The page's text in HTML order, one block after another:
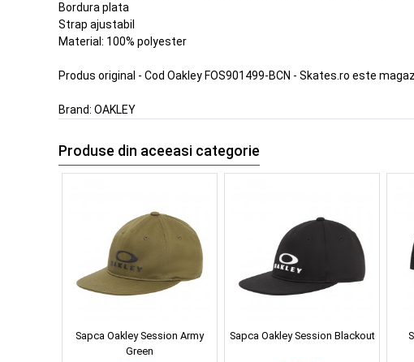
Bordura plata
Strap ajustabil
Material: 100% polyester
Produs original - Cod Oakley FOS901499-BCN - Skates.ro este
Brand: OAKLEY
Produse din aceeasi categorie
Sapca Oakley Session Army
Green
Sapca Oakley Session Blackout